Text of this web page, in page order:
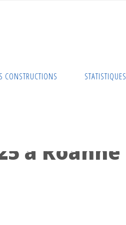
CONSTRUCTIONS STATISTIQUES
à Roanne